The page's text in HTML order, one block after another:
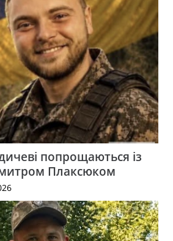
попрощаються із
Плаксюком